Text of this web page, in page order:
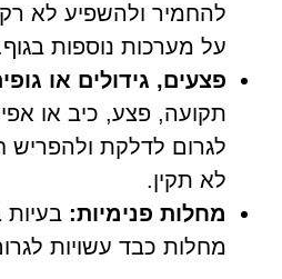
להחמיר ולהשפיע לא
על מערכות נוספות
פצעים, גידולים או
תקועה, פצע, כיב או
לגרום לדלקת ולהפריש
לא תקין.
מחלות פנימיות:
מחלות כבד עשויות